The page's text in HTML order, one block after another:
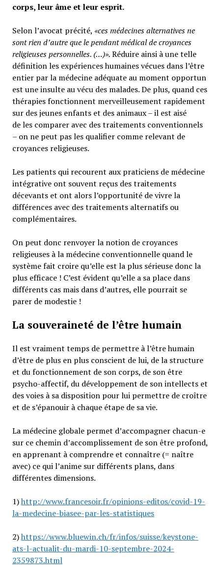
corps, leur âme et leur esprit.
Selon l’avocat précité, «ces médecines alternatives ne
sont rien d’autre que le pendant médical de croyances
religieuses personnelles. (…)».Réduire ainsi à une telle
définition les expériences humaines vécues dans l’être
entier par la médecine adéquate au moment opportun
est une insulte au vécu des malades. De plus, quand ces
thérapies fonctionnent merveilleusement rapidement
sur des jeunes enfants et des animaux – il est aisé
de les comparer avec des traitements conventionnels
– on ne peut pas les qualifier comme relevant de
croyances religieuses.
Les patients qui recourent aux praticiens de médecine
intégrative ont souvent reçus des traitements
décevants et ont alors l’opportunité de vivre la
différences avec des traitements alternatifs ou
complémentaires.
On peut donc renvoyer la notion de croyances
religieuses à la médecine conventionnelle quand le
système fait croire qu’elle est la plus sérieuse donc la
plus efficace ! C’est évident qu’elle a sa place dans
différents cas mais dans d’autres, elle pourrait se
parer de modestie !
La souveraineté de l’être humain
Il est vraiment temps de permettre à l’être humain
d’être de plus en plus conscient de lui, de la structure
et du fonctionnement de son corps, de son être
psycho-affectif, du développement de son intellects et
des voies à sa disposition pour lui permettre de croître
et de s’épanouir à chaque étape de sa vie.
La médecine globale permet d’accompagner chacun-e
sur ce chemin d’accomplissement de son être profond,
en apprenant à comprendre et connaître (= naître
avec) ce qui l’anime sur différents plans, dans
différentes dimensions.
1)http://www.francesoir.fr/opinions-editos/covid-19-
la-medecine-biasee-par-les-statistiques
2)https://www.bluewin.ch/fr/infos/suisse/keystone-
ats-l-actualit-du-mardi-10-septembre-2024-
2359873.html